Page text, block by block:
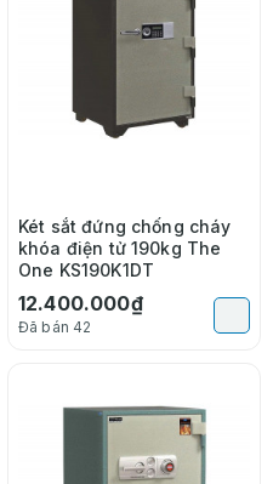
Két sắt đứng chống cháy
khóa điện tử 190kg The
One KS190K1DT
12.400.000₫
Đã bán 42